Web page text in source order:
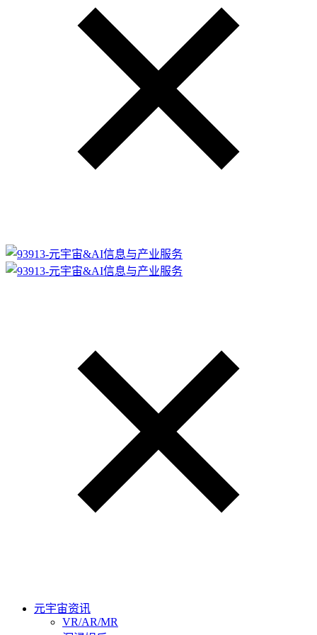
元宇宙资讯
VR/AR/MR